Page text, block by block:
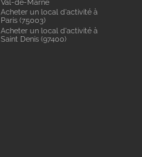
Val-de-Marne
Acheter un local d'activité à
Paris (75003)
Acheter un local d'activité à
Saint Denis (97400)